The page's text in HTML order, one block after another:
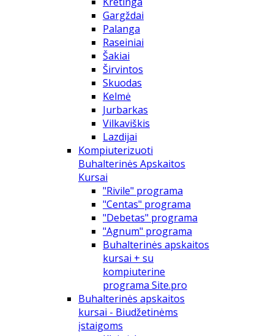
Gargždai
Palanga
Raseiniai
Šakiai
Širvintos
Skuodas
Kelmė
Jurbarkas
Vilkaviškis
Lazdijai
Kompiuterizuoti
Buhalterinės Apskaitos
Kursai
"Rivile" programa
"Centas" programa
"Debetas" programa
"Agnum" programa
Buhalterinės apskaitos
kursai + su
kompiuterine
programa Site.pro
Buhalterinės apskaitos
kursai - Biudžetinėms
įstaigoms